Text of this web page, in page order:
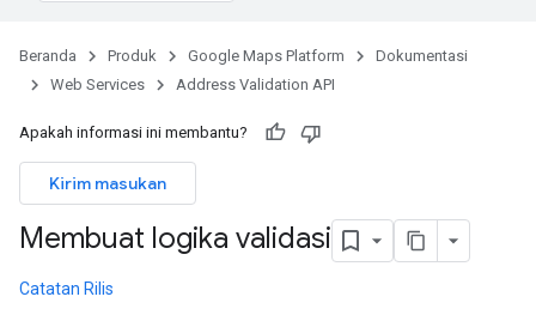
Beranda Produk Google Maps Platform
Dokumentasi
Web Services
Address Validation API
Apakah informasi ini membantu?
Kirim masukan
Membuat logika validasi
Catatan Rilis